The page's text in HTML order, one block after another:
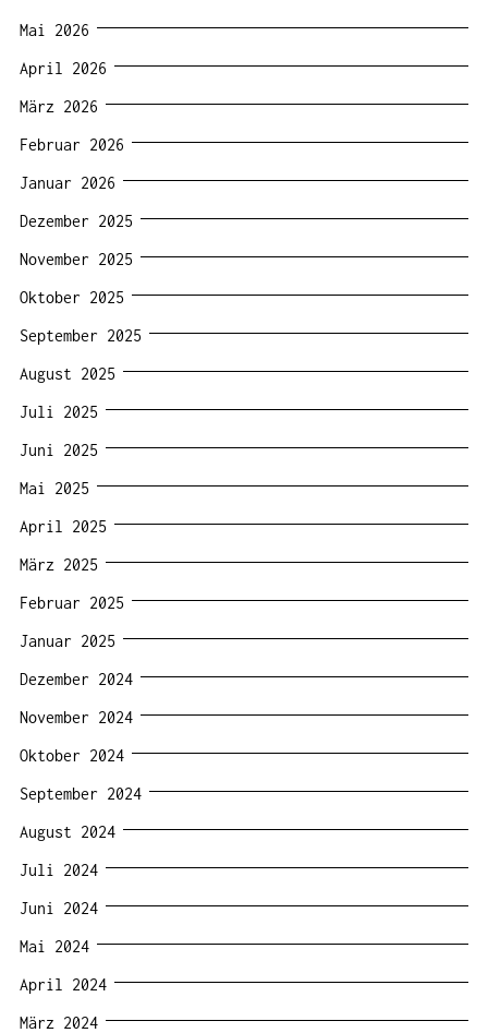
Mai 2026
April 2026
März 2026
Februar 2026
Januar 2026
Dezember 2025
November 2025
Oktober 2025
September 2025
August 2025
Juli 2025
Juni 2025
Mai 2025
April 2025
März 2025
Februar 2025
Januar 2025
Dezember 2024
November 2024
Oktober 2024
September 2024
August 2024
Juli 2024
Juni 2024
Mai 2024
April 2024
März 2024